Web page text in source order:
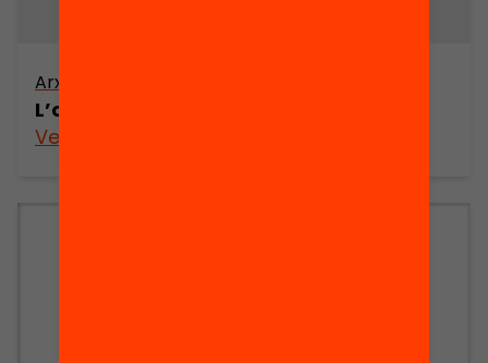
Arxiu
L’ordenació del territori i la sanitat
Veure’n més